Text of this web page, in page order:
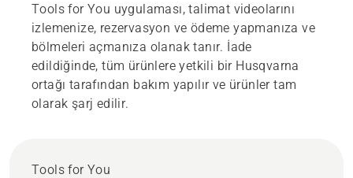
Tools for You uygulaması, talimat videolarını
izlemenize, rezervasyon ve ödeme yapmanıza ve
bölmeleri açmanıza olanak tanır. İade
edildiğinde, tüm ürünlere yetkili bir Husqvarna
ortağı tarafından bakım yapılır ve ürünler tam
olarak şarj edilir.
Tools for You